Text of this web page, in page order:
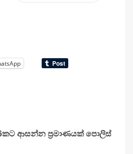
ආසන්න ප්‍රමාණයක් පොලිස්